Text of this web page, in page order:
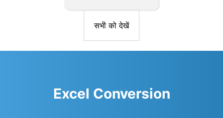
सभी को देखें
Excel Conversion